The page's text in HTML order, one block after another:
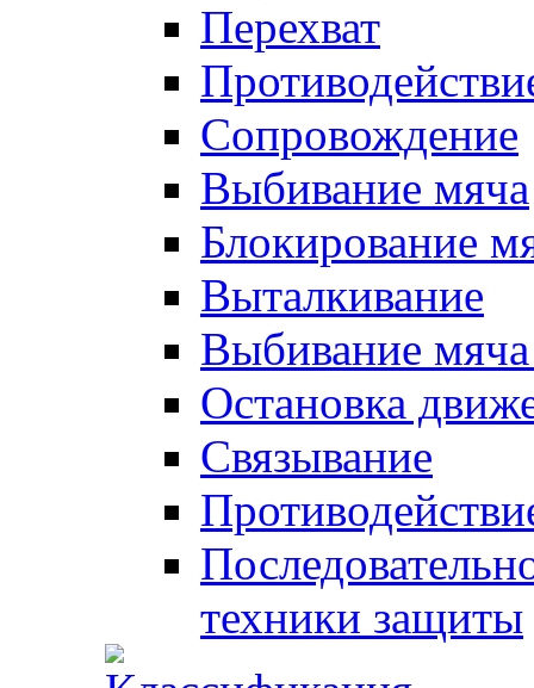
Перехват
Сопровождение
Выбивание мяча
Блокирование
Выталкивание
Выбивание
Остановка
Связывание
техники защиты